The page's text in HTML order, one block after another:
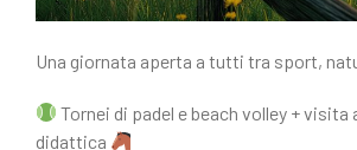
Una giornata aperta a tutti tra sport,
Tornei di padel e beach volley +
didattica